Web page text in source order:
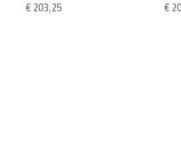
€
€ 203,25